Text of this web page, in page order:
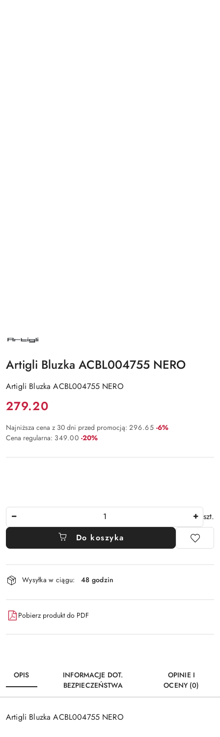
NAZWA
PRODUCENTA:
Artigli Bluzka ACBL004755 NERO
Artigli Bluzka ACBL004755 NERO
Cena:
279.20
Najniższa cena z 30 dni przed promocją: 296.65 Rabat:
-6%
Cena regularna: 349.00 Rabat:
-20%
szt.
Do koszyka
Dostępność
i
dostawa
Wysyłka w ciągu: 48 godzin
Pobierz produkt do PDF
OPIS
INFORMACJE DOT.
BEZPIECZEŃSTWA
OPINIE I
OCENY (0)
Artigli Bluzka ACBL004755 NERO